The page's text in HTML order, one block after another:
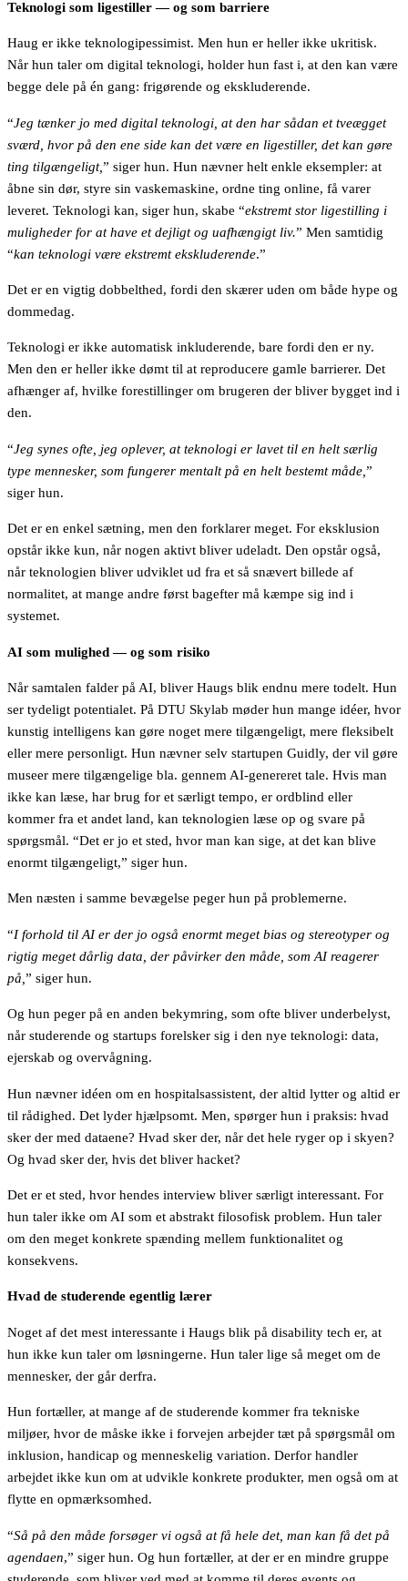
Teknologi som ligestiller — og som barriere
Haug er ikke teknologipessimist. Men hun er heller ikke ukritisk.
Når hun taler om digital teknologi, holder hun fast i, at den kan være
begge dele på én gang: frigørende og ekskluderende.
“Jeg tænker jo med digital teknologi, at den har sådan et tveægget
sværd, hvor på den ene side kan det være en ligestiller, det kan gøre
ting tilgængeligt,” siger hun. Hun nævner helt enkle eksempler: at
åbne sin dør, styre sin vaskemaskine, ordne ting online, få varer
leveret. Teknologi kan, siger hun, skabe “ekstremt stor ligestilling i
muligheder for at have et dejligt og uafhængigt liv.” Men samtidig
“kan teknologi være ekstremt ekskluderende.”
Det er en vigtig dobbelthed, fordi den skærer uden om både hype og
dommedag.
Teknologi er ikke automatisk inkluderende, bare fordi den er ny.
Men den er heller ikke dømt til at reproducere gamle barrierer. Det
afhænger af, hvilke forestillinger om brugeren der bliver bygget ind i
den.
“Jeg synes ofte, jeg oplever, at teknologi er lavet til en helt særlig
type mennesker, som fungerer mentalt på en helt bestemt måde ”
siger hun.
Det er en enkel sætning, men den forklarer meget. For eksklusion
opstår ikke kun, når nogen aktivt bliver udeladt. Den opstår også,
når teknologien bliver udviklet ud fra et så snævert billede af
normalitet, at mange andre først bagefter må kæmpe sig ind i
systemet.
AI som mulighed — og som risiko
Når samtalen falder på AI, bliver Haugs blik endnu mere todelt. Hun
ser tydeligt potentialet. På DTU Skylab møder hun mange idéer, hvor
kunstig intelligens kan gøre noget mere tilgængeligt, mere fleksibelt
eller mere personligt. Hun nævner selv startupen Guidly, der vil gøre
museer mere tilgængelige bla. gennem AI-genereret tale. Hvis man
ikke kan læse, har brug for et særligt tempo, er ordblind eller
kommer fra et andet land, kan teknologien læse op og svare på
spørgsmål. “Det er jo et sted, hvor man kan sige, at det kan blive
enormt tilgængeligt,” siger hun.
Men næsten i samme bevægelse peger hun på problemerne.
“I forhold til AI er der jo også enormt meget bias og stereotyper og
rigtig meget dårlig data, der påvirker den måde, som AI reagerer
på, ” siger hun.
Og hun peger på en anden bekymring, som ofte bliver underbelyst,
når studerende og startups forelsker sig i den nye teknologi: data,
ejerskab og overvågning.
Hun nævner idéen om en hospitalsassistent, der altid lytter og altid er
til rådighed. Det lyder hjælpsomt. Men, spørger hun i praksis: hvad
sker der med dataene? Hvad sker der, når det hele ryger op i skyen?
Og hvad sker der, hvis det bliver hacket?
Det er et sted, hvor hendes interview bliver særligt interessant. For
hun taler ikke om AI som et abstrakt filosofisk problem. Hun taler
om den meget konkrete spænding mellem funktionalitet og
konsekvens.
Hvad de studerende egentlig lærer
Noget af det mest interessante i Haugs blik på disability tech er, at
hun ikke kun taler om løsningerne. Hun taler lige så meget om de
mennesker, der går derfra.
Hun fortæller, at mange af de studerende kommer fra tekniske
miljøer, hvor de måske ikke i forvejen arbejder tæt på spørgsmål om
inklusion, handicap og menneskelig variation. Derfor handler
arbejdet ikke kun om at udvikle konkrete produkter, men også om at
flytte en opmærksomhed.
“Så på den måde forsøger vi også at få hele det, man kan få det på
agendaen,” siger hun. Og hun fortæller, at der er en mindre gruppe